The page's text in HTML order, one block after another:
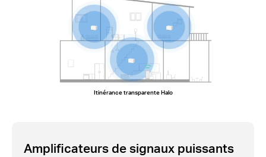
Itinérance transparente Halo
Amplificateurs de signaux puissants